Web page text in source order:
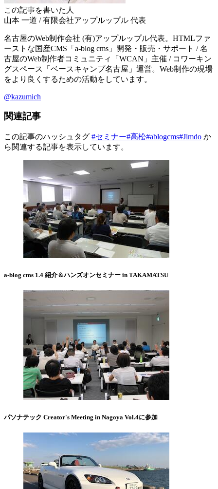
この記事を書いた人
山本 一道 / 有限会社アップルップル 代表
名古屋のWeb制作会社 (有)アップルップル代表。HTMLファ
ーストな国産CMS「a-blog cms」開発・販売・サポート / 名
古屋のWeb制作者コミュニティ「WCAN」主催 / コワーキン
グスペース「ベースキャンプ名古屋」運営。Web制作の現場
をより良くするための活動をしています。
@kazumich
関連記事
この記事のハッシュタグ #セミナー#高松#ablogcms#Jimdo か
ら関連する記事を表示しています。
a-blog cms 1.4 紹介＆ハンズオンセミナー in TAKAMATSU
パソナテック Creator's Meeting in Nagoya Vol.4に参加